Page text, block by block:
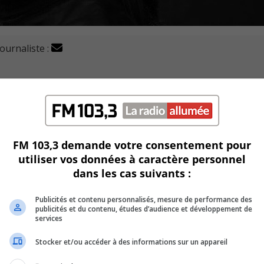
:
Kim Thúy alors qu’elle va devenir ambassadrice
du Québec.
d’insignes prévue le lundi 27 mai prochain.
artisans lors de la remise des honneurs pour souligner
parti des artistes nommés compagnes ou
au développement, à l’essor et à la réputation
FM 103,3 demande votre consentement pour
utiliser vos données à caractère personnel
dans les cas suivants :
Publicités et contenu personnalisés, mesure de performance des
publicités et du contenu, études d’audience et développement de
services
Stocker et/ou accéder à des informations sur un appareil